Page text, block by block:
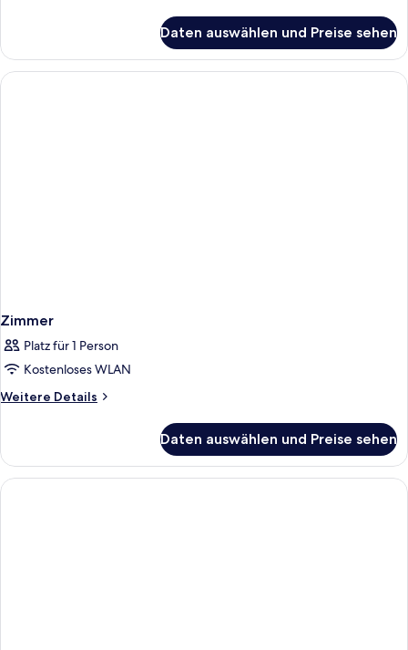
Daten auswählen und Preise sehen
Zimmer
Platz für 1 Person
Kostenloses WLAN
Weitere Details
Weitere
Daten auswählen und Preise sehen